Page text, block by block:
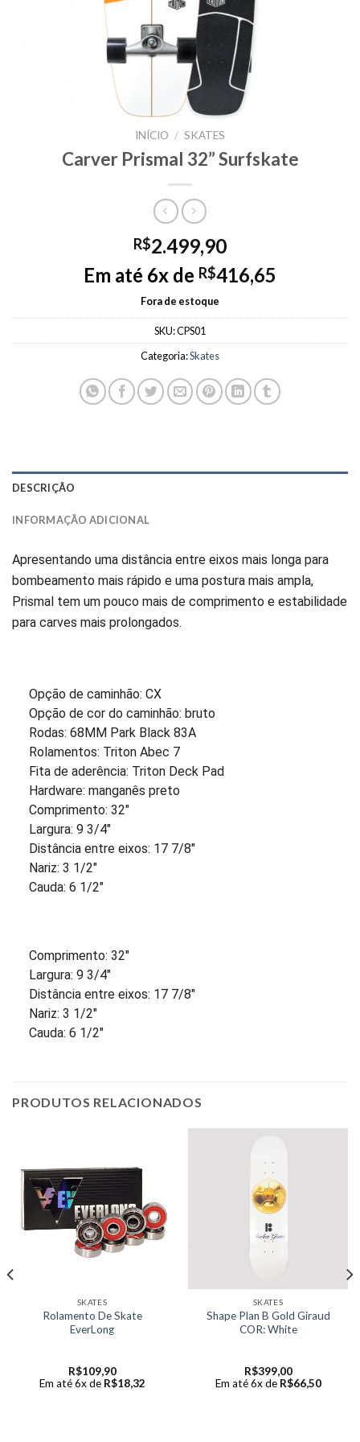
INÍCIO / SKATES
Carver Prismal 32” Surfskate
R$2.499,90
Em até 6x de R$416,65
Fora de estoque
SKU:CPS01
Categoria:Skates
DESCRIÇÃO
INFORMAÇÃO ADICIONAL
Apresentando uma distância entre eixos mais longa para
bombeamento mais rápido e uma postura mais ampla,
Prismal tem um pouco mais de comprimento e estabilidade
para carves mais prolongados.
Opção de caminhão: CX
Opção de cor do caminhão: bruto
Rodas: 68MM Park Black 83A
Rolamentos: Triton Abec 7
Fita de aderência: Triton Deck Pad
Hardware: manganês preto
Comprimento: 32″
Largura: 9 3/4″
Distância entre eixos: 17 7/8″
Nariz: 3 1/2″
Cauda: 6 1/2″
Comprimento: 32″
Largura: 9 3/4″
Distância entre eixos: 17 7/8″
Nariz: 3 1/2″
Cauda: 6 1/2″
PRODUTOS RELACIONADOS
SKATES
Rolamento De Skate
EverLong
R$109,90
Em até 6x de R$18,32
SKATES
Shape Plan B Gold Giraud
COR: White
R$399,00
Em até 6x de R$66,50